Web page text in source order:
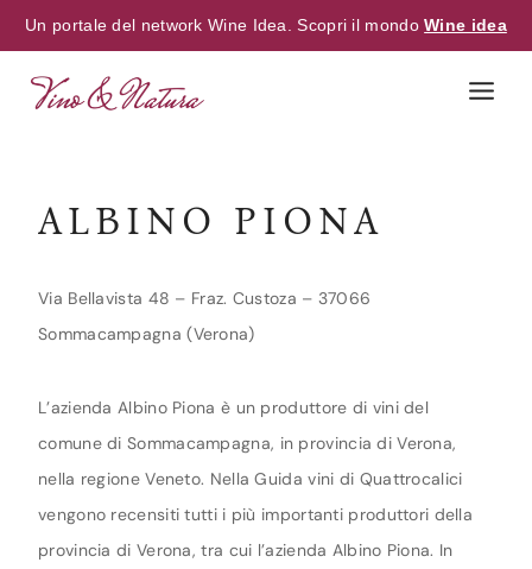
Un portale del network Wine Idea. Scopri il mondoWine idea
ALBINO PIONA
Via Bellavista 48 – Fraz. Custoza – 37066
Sommacampagna (Verona)
L’azienda Albino Piona è un produttore di vini del
comune di Sommacampagna, in provincia di Verona,
nella regione Veneto. Nella Guida vini di Quattrocalici
vengono recensiti tutti i più importanti produttori della
provincia di Verona, tra cui l’azienda Albino Piona. In